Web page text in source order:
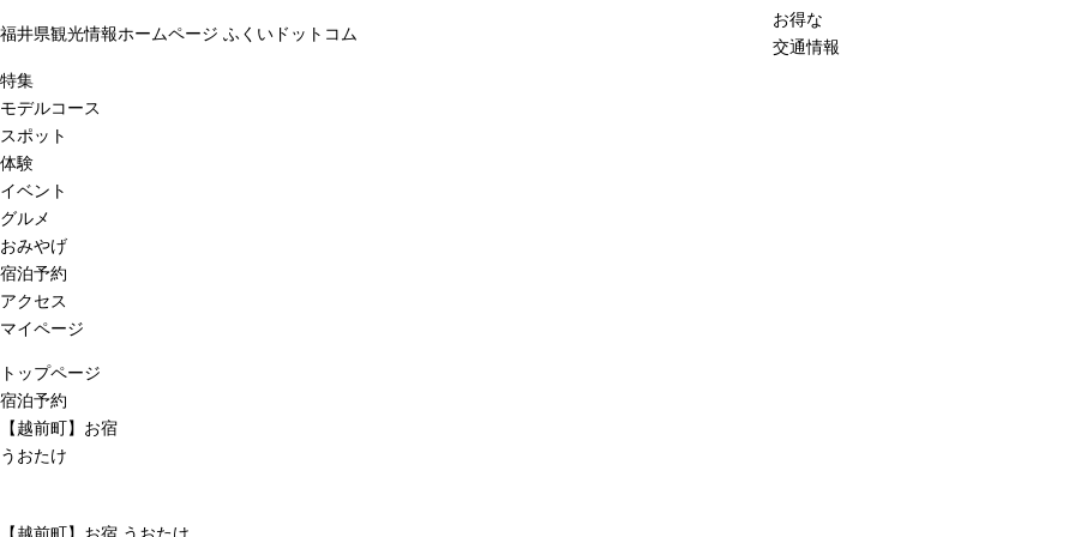
福井県観光情報ホームページ ふくいドットコム
お得な
交通情報
特集
モデルコース
スポット
体験
イベント
グルメ
おみやげ
宿泊予約
アクセス
マイページ
トップページ
宿泊予約
【越前町】お宿
うおたけ